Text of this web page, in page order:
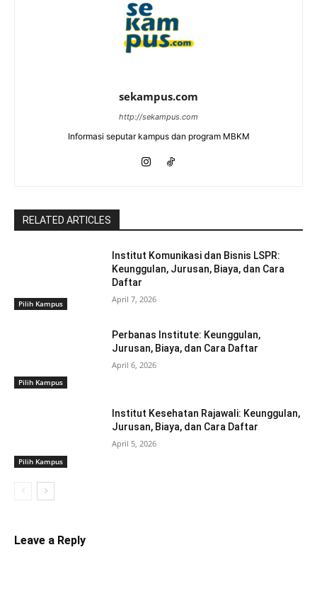
sekampus.com
http://sekampus.com
Informasi seputar kampus dan program MBKM
RELATED ARTICLES
Pilih Kampus
Institut Komunikasi dan Bisnis LSPR:
Keunggulan, Jurusan, Biaya, dan Cara
Daftar
April 7, 2026
Pilih Kampus
Perbanas Institute: Keunggulan,
Jurusan, Biaya, dan Cara Daftar
April 6, 2026
Pilih Kampus
Institut Kesehatan Rajawali: Keunggulan,
Jurusan, Biaya, dan Cara Daftar
April 5, 2026
Leave a Reply